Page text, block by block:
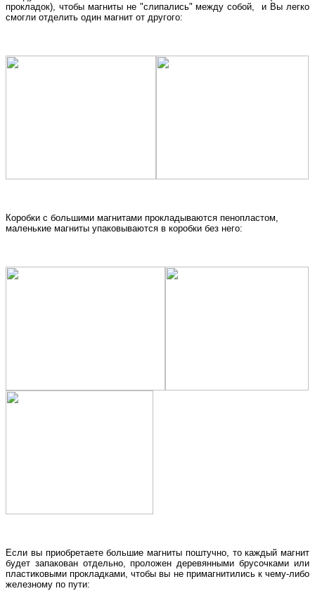
прокладок), чтобы магниты не "слипались" между собой, и Вы легко
смогли отделить один магнит от другого:
Коробки с большими магнитами прокладываются пенопластом,
маленькие магниты упаковываются в коробки без него:
Если вы приобретаете большие магниты поштучно, то каждый магнит
будет запакован отдельно, проложен деревянными брусочками или
пластиковыми прокладками, чтобы вы не примагнитились к чему-либо
железному по пути: